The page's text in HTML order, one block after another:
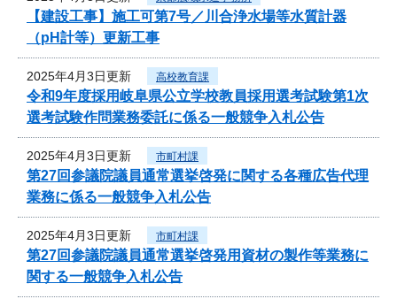
【建設工事】施工可第7号／川合浄水場等水質計器
（pH計等）更新工事
2025年4月3日更新 高校教育課
令和9年度採用岐阜県公立学校教員採用選考試験第1次
選考試験作問業務委託に係る一般競争入札公告
2025年4月3日更新 市町村課
第27回参議院議員通常選挙啓発に関する各種広告代理
業務に係る一般競争入札公告
2025年4月3日更新 市町村課
第27回参議院議員通常選挙啓発用資材の製作等業務に
関する一般競争入札公告